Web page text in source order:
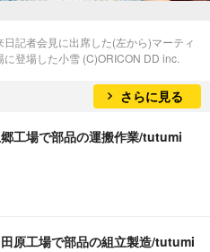
記者会見に出席した(左から)マーティ
登場した小雪 (C)ORICON DD inc.
さらに見る
工場で部品の運搬作業/tutumi
原工場で部品の組立製造/tutumi